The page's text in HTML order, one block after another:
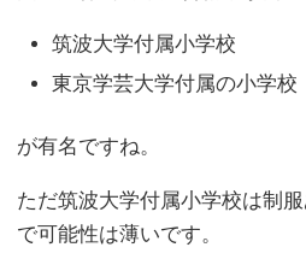
筑波大学付属小学校
東京学芸大学付属の小学校
が有名ですね。
ただ筑波大学付属小学校は制
で可能性は薄いです。